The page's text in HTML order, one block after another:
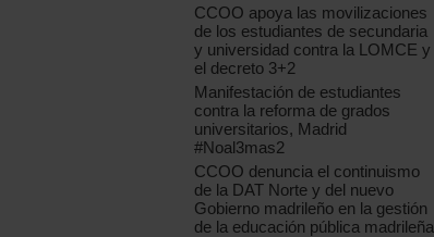
CCOO apoya las movilizaciones
de los estudiantes de secundaria
y universidad contra la LOMCE y
el decreto 3+2
Manifestación de estudiantes
contra la reforma de grados
universitarios, Madrid
#Noal3mas2
CCOO denuncia el continuismo
de la DAT Norte y del nuevo
Gobierno madrileño en la gestión
de la educación pública madrileña